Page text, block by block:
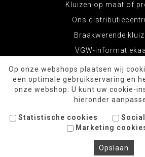
Kluizen op maat of
Ons
Braakwerende
VGW-
© Copyright 2026
Op onze webshops plaatsen wij
een optimale gebruikservaring en
onze webshop. U kunt uw cookie-
hieronder
Statistische cookies
Marketing
Opslaan